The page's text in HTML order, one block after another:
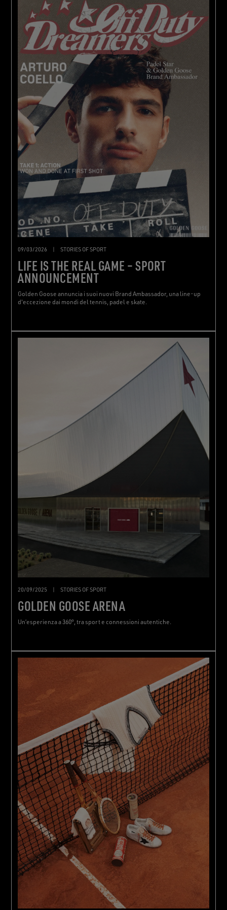
09/03/2026 | STORIES OF SPORT
LIFE IS THE REAL GAME – SPORT
ANNOUNCEMENT
Golden Goose annuncia i suoi nuovi Brand Ambassador, una line-up
d'eccezione dai mondi del tennis, padel e skate.
20/09/2025 STORIES OF SPORT
GOLDEN GOOSE ARENA
Un’esperienza a 360°, tra sport e connessioni autentiche.